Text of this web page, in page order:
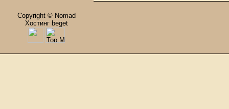
Copyright © Nomad
Хостинг beget